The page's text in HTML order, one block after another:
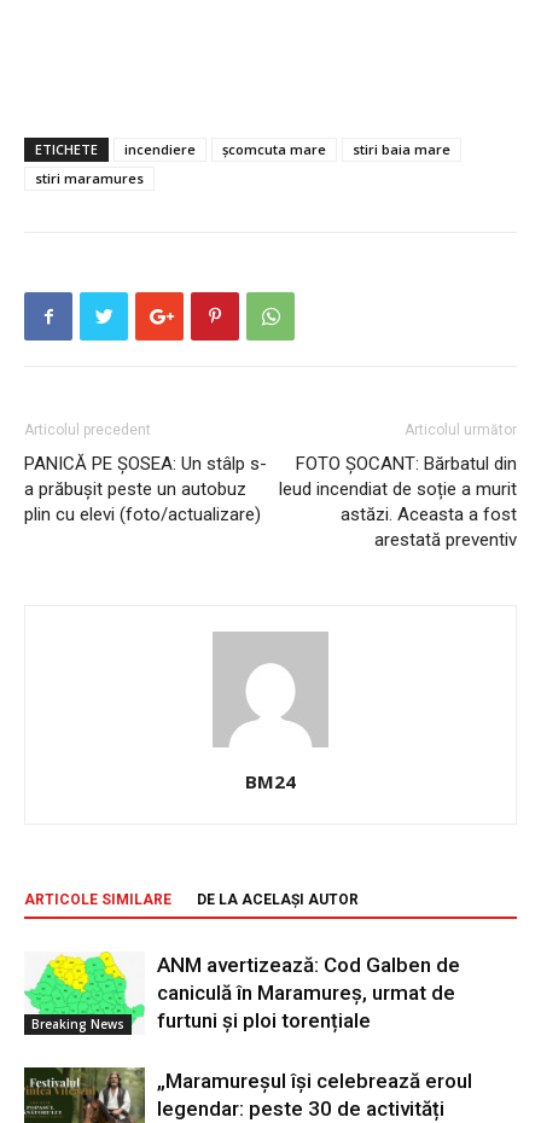
ETICHETE incendiere școmcuta mare
stiri baia mare
stiri maramures
Articolul precedent
PANICĂ PE ȘOSEA: Un stâlp s-
a prăbușit peste un autobuz
plin cu elevi (foto/actualizare)
Articolul următor
FOTO ȘOCANT: Bărbatul din
Ieud incendiat de soție a murit
astăzi. Aceasta a fost
arestată preventiv
BM24
ARTICOLE SIMILARE DE LA ACELAȘI AUTOR
Breaking News
ANM avertizează: Cod Galben de
caniculă în Maramureș, urmat de
furtuni și ploi torențiale
„Maramureșul își celebrează eroul
legendar: peste 30 de activități